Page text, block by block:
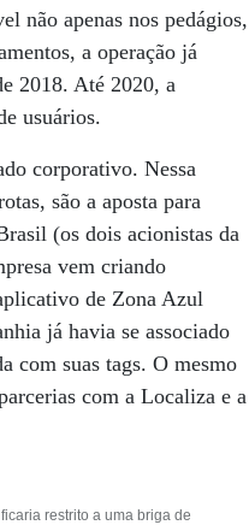
não apenas nos pedágios,
a operação já
2018. Até 2020, a
usuários.
corporativo. Nessa
são a aposta para
(os dois acionistas da
vem criando
de Zona Azul
já havia se associado
com suas tags. O mesmo
com a Localiza e a
restrito a uma briga de